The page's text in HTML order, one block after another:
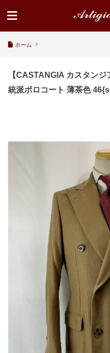
ホーム
【CASTANGIA カスタン
統派ポロコート 薄茶色